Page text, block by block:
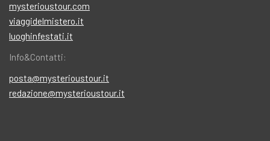
mysterioustour.com
viaggidelmistero.it
luoghinfestati.it
Info&Contatti:
posta@mysterioustour.it
redazione@mysterioustour.it